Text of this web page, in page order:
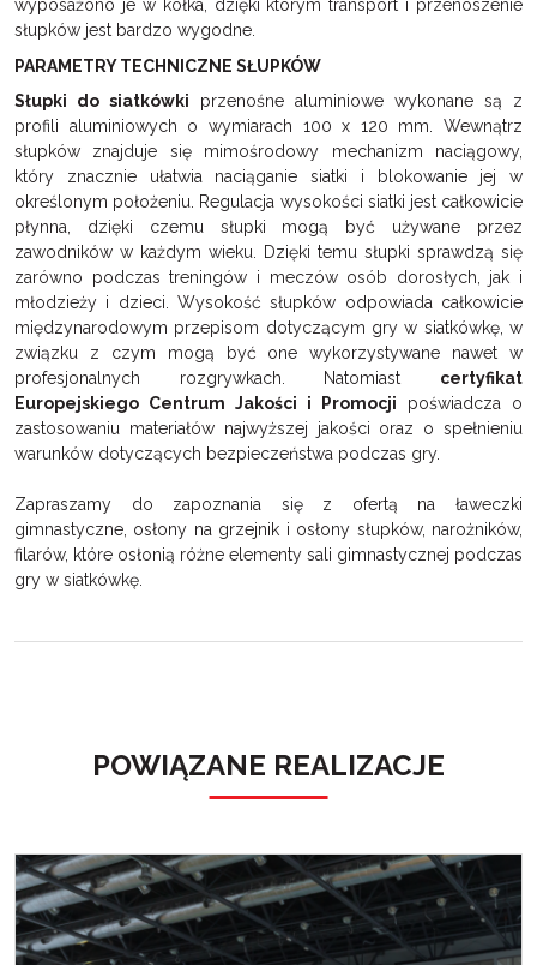
wyposażono je w kółka, dzięki którym transport i przenoszenie
słupków jest bardzo wygodne.
PARAMETRY TECHNICZNE SŁUPKÓW
Słupki do siatkówki przenośne aluminiowe wykonane są z
profili aluminiowych o wymiarach 100 x 120 mm. Wewnątrz
słupków znajduje się mimośrodowy mechanizm naciągowy,
który znacznie ułatwia naciąganie siatki i blokowanie jej w
określonym położeniu. Regulacja wysokości siatki jest całkowicie
płynna, dzięki czemu słupki mogą być używane przez
zawodników w każdym wieku. Dzięki temu słupki sprawdzą się
zarówno podczas treningów i meczów osób dorosłych, jak i
młodzieży i dzieci. Wysokość słupków odpowiada całkowicie
międzynarodowym przepisom dotyczącym gry w siatkówkę, w
związku z czym mogą być one wykorzystywane nawet w
profesjonalnych rozgrywkach. Natomiast certyfikat
Europejskiego Centrum Jakości i Promocji poświadcza o
zastosowaniu materiałów najwyższej jakości oraz o spełnieniu
warunków dotyczących bezpieczeństwa podczas gry.
Zapraszamy do zapoznania się z ofertą na ławeczki
gimnastyczne osłony na grzejnik i osłony słupków, narożników,
filarów, które osłonią różne elementy sali gimnastycznej podczas
gry w siatkówkę.
POWIĄZANE REALIZACJE